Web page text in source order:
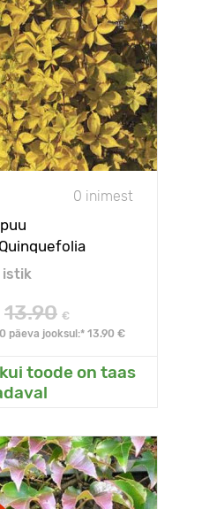
0 inimest
С2
istik
13.90 €
päeva jooksul:* 13.90 €
toode on taas